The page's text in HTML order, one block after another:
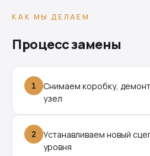
КАК МЫ ДЕЛАЕМ
Процесс замены
1
Снимаем коробку,
узел
2
Устанавливаем новый
уровня